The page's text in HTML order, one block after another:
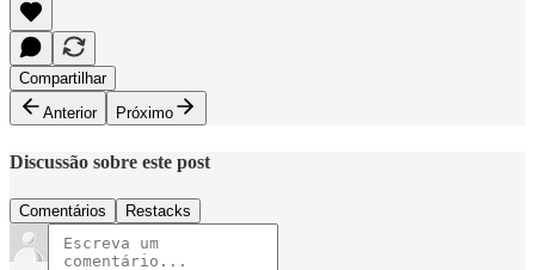
Compartilhar
Anterior
Próximo
Discussão sobre este post
Comentários Restacks